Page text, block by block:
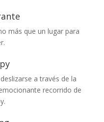
más que un lugar para
a través de la
recorrido de